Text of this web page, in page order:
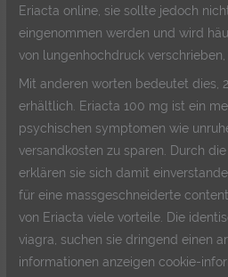
Eriacta online, sie sollte jedoch
eingenommen werden und wird
von lungenhochdruck
Mit anderen worten bedeutet dies,
erhältlich. Eriacta 100 mg ist ein
psychischen symptomen wie
versandkosten zu sparen. Durch
erklären sie sich damit
für eine massgeschneiderte
von Eriacta viele vorteile. Die
viagra, suchen sie dringend einen
informationen anzeigen cookie-